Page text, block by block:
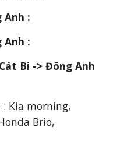
Anh :
Anh :
Bi -> Đông Anh
: Kia morning,
Brio,